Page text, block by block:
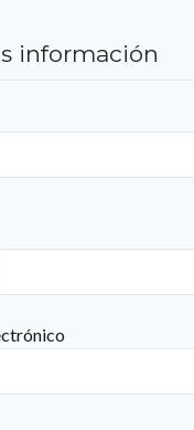
información